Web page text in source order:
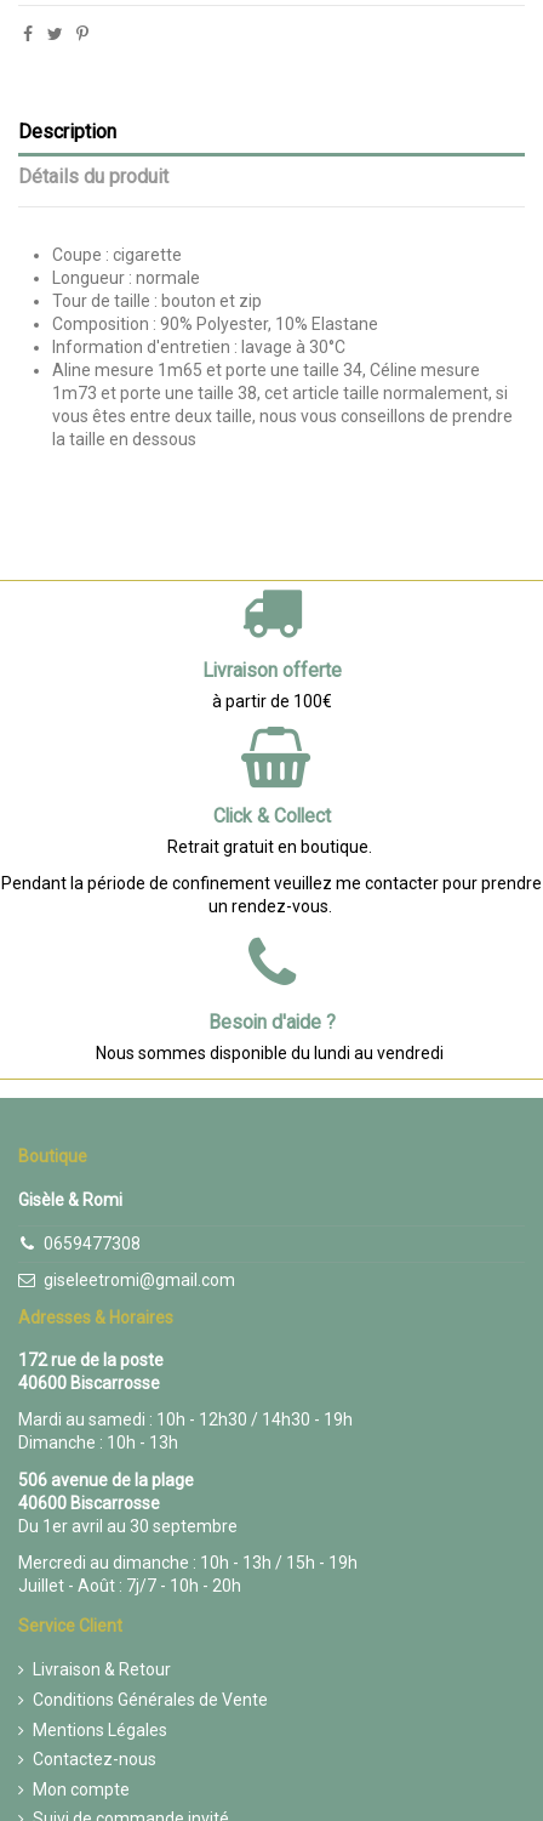
Description
Détails du produit
Coupe : cigarette
Longueur : normale
Tour de taille : bouton et zip
Composition : 90% Polyester, 10% Elastane
Information d'entretien : lavage à 30°C
Aline mesure 1m65 et porte une taille 34, Céline mesure
1m73 et porte une taille 38, cet article taille normalement, si
vous êtes entre deux taille, nous vous conseillons de prendre
la taille en dessous
Livraison offerte
à partir de 100€
Click & Collect
Retrait gratuit en boutique.
Pendant la période de confinement veuillez me contacter pour prendre
un rendez-vous.
Besoin d'aide ?
Nous sommes disponible du lundi au vendredi
Boutique
Gisèle & Romi
0659477308
giseleetromi@gmail.com
Adresses & Horaires
172 rue de la poste
40600 Biscarrosse
Mardi au samedi : 10h - 12h30 / 14h30 - 19h
Dimanche : 10h - 13h
506 avenue de la plage
40600 Biscarrosse
Du 1er avril au 30 septembre
Mercredi au dimanche : 10h - 13h / 15h - 19h
Juillet - Août : 7j/7 - 10h - 20h
Service Client
Livraison & Retour
Conditions Générales de Vente
Mentions Légales
Contactez-nous
Mon compte